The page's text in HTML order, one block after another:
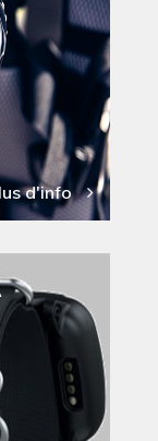
d'info